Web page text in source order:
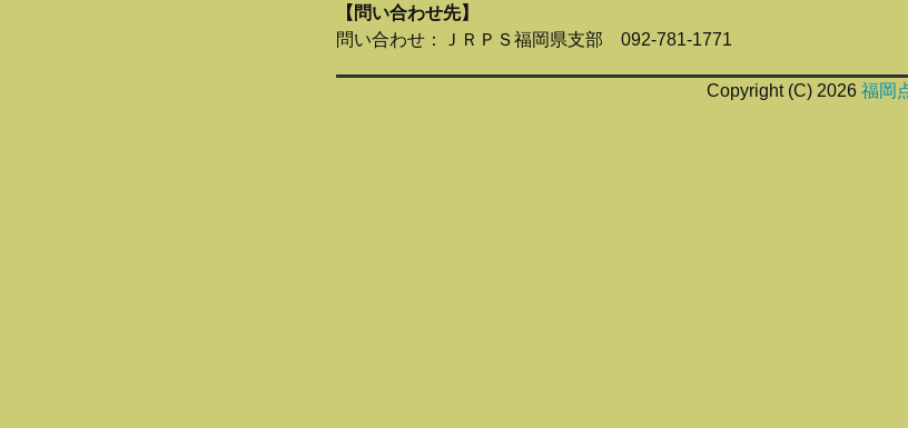
【問い合わせ先】
問い合わせ：ＪＲＰＳ福岡県支部 092-781-1771
Copyright (C) 2026 福岡